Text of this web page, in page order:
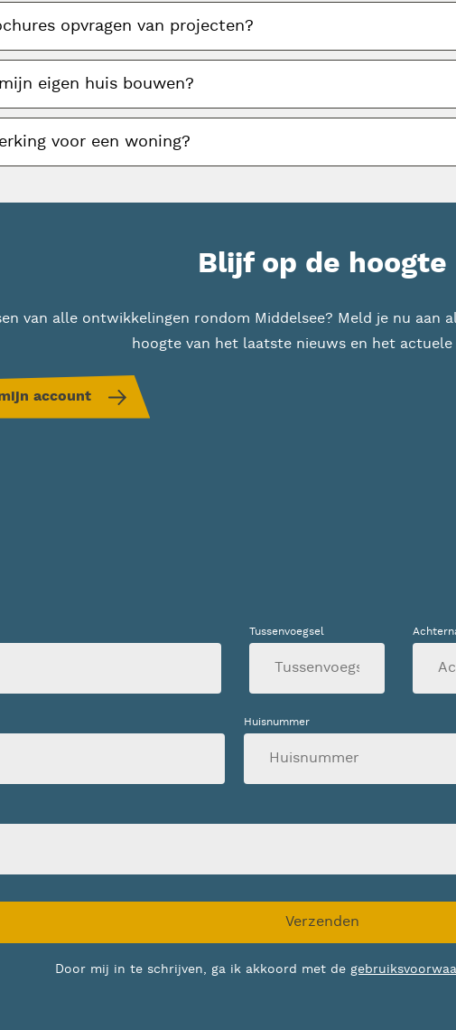
opvragen van projecten?
eigen huis bouwen?
voor een woning?
Blijf op de hoogte
van alle ontwikkelingen rondom Middelsee? Meld je nu aan
hoogte van het laatste nieuws en het actuele
account
Tussenvoegsel
Huisnummer
Verzenden
Door mij in te schrijven, ga ik akkoord met de